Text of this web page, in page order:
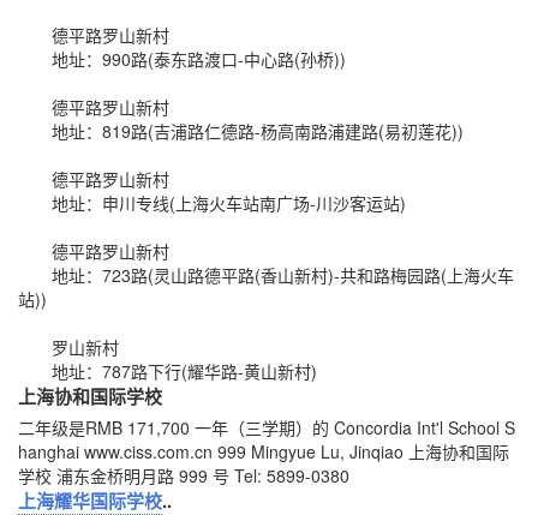
德平路罗山新村
地址：990路(泰东路渡口-中心路(孙桥))
德平路罗山新村
地址：819路(吉浦路仁德路-杨高南路浦建路(易初莲花))
德平路罗山新村
地址：申川专线(上海火车站南广场-川沙客运站)
德平路罗山新村
地址：723路(灵山路德平路(香山新村)-共和路梅园路(上海火车
站))
罗山新村
地址：787路下行(耀华路-黄山新村)
上海协和国际学校
二年级是RMB 171,700 一年（三学期）的 Concordia Int'l School S
hanghai www.ciss.com.cn 999 Mingyue Lu, Jinqiao 上海协和国际
学校 浦东金桥明月路 999 号 Tel: 5899-0380
上海耀华国际学校..